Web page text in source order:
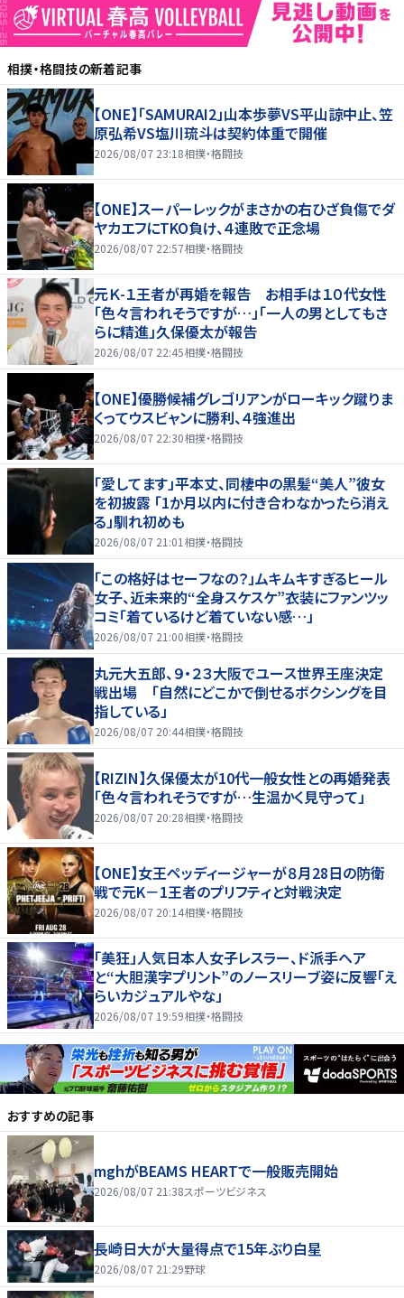
相撲・格闘技の新着記事
【ONE】「SAMURAI2」山本歩夢VS平山諒中止、笠
原弘希VS塩川琉斗は契約体重で開催
2026/08/07 23:18相撲・格闘技
【ONE】スーパーレックがまさかの右ひざ負傷でダ
ヤカエフにTKO負け、４連敗で正念場
2026/08/07 22:57相撲・格闘技
元Ｋ-１王者が再婚を報告 お相手は１０代女性
「色々言われそうですが…」「一人の男としてもさ
らに精進」久保優太が報告
2026/08/07 22:45相撲・格闘技
【ONE】優勝候補グレゴリアンがローキック蹴りま
くってウスビャンに勝利、４強進出
2026/08/07 22:30相撲・格闘技
「愛してます」平本丈、同棲中の黒髪“美人”彼女
を初披露 「1か月以内に付き合わなかったら消え
る」馴れ初めも
2026/08/07 21:01 相撲・格闘技
「この格好はセーフなの？」ムキムキすぎるヒール
女子、近未来的“全身スケスケ”衣装にファンツッ
コミ「着ているけど着ていない感…」
2026/08/07 21:00相撲・格闘技
丸元大五郎、９・２３大阪でユース世界王座決定
戦出場 「自然にどこかで倒せるボクシングを目
指している」
2026/08/07 20:44相撲・格闘技
【RIZIN】久保優太が10代一般女性との再婚発表
「色々言われそうですが…生温かく見守って」
2026/08/07 20:28相撲・格闘技
【ONE】女王ペッディージャーが８月28日の防衛
戦で元K－1王者のプリフティと対戦決定
2026/08/07 20:14相撲・格闘技
「美狂」人気日本人女子レスラー、ド派手ヘア
と“大胆漢字プリント”のノースリーブ姿に反響「え
らいカジュアルやな」
2026/08/07 19:59相撲・格闘技
おすすめの記事
mghがBEAMS HEARTで一般販売開始
2026/08/07 21:38スポーツビジネス
長崎日大が大量得点で15年ぶり白星
2026/08/07 21:29野球